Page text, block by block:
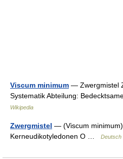
Viscum minimum — Zwergmistel
Systematik Abteilung:
Wikipedia
Zwergmistel — (Viscum
Kerneudikotyledonen O …
Deutsch